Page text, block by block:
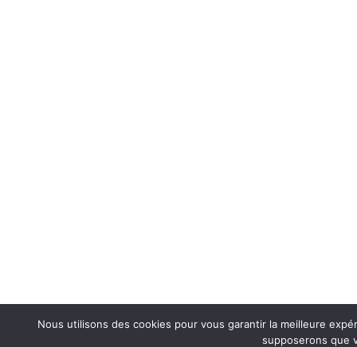
Nous utilisons des cookies pour vous garantir la meilleure
supposerons que